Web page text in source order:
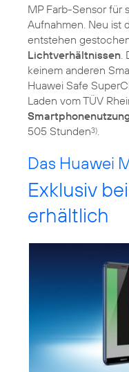
MP Farb-Sensor für
Aufnahmen. Neu ist
entstehen
Lichtverhältnissen.
keinem anderen
Huawei Safe
Laden vom TÜV
505 Stunden3).
Das Huawei
Exklusiv
erhältlich